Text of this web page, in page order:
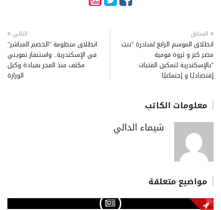
السابق
انطلاق الموسم الرابع لمبادرة "بنت
مصر كنز و ثروة قومية
"بالإسكندرية لتمكين الفتيات
إقتصاديًا و إجتماعيًا
التالى
انطلاق منظومة "الخصم المباشر"
في الإسكندرية.. واستنفار تمويني
مكثف منذ الفجر بقيادة وكيل
الوزارة
معلومات الكاتب
شيماء الدالي
مواضيع متعلقة